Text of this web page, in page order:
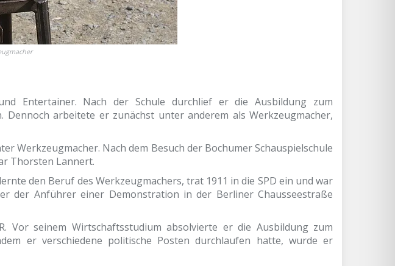
Entertainer. Nach der Schule durchlief er die Ausbildung zum
arbeitete er zunächst unter anderem als Werkzeugmacher,
Werkzeugmacher. Nach dem Besuch der Bochumer Schauspielschule
Thorsten Lannert.
den Beruf des Werkzeugmachers, trat 1911 in die SPD ein und war
der Anführer einer Demonstration in der Berliner Chausseestraße
Vor seinem Wirtschaftsstudium absolvierte er die Ausbildung zum
er verschiedene politische Posten durchlaufen hatte, wurde er